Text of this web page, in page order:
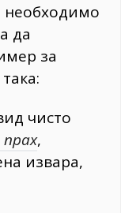
необходимо
да
за
чисто
,
извара,